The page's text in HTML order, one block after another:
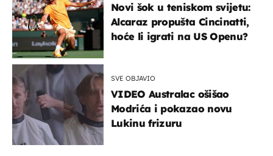
Novi šok u teniskom svijetu:
Alcaraz propušta Cincinatti,
hoće li igrati na US Openu?
SVE OBJAVIO
VIDEO Australac ošišao
Modrića i pokazao novu
Lukinu frizuru